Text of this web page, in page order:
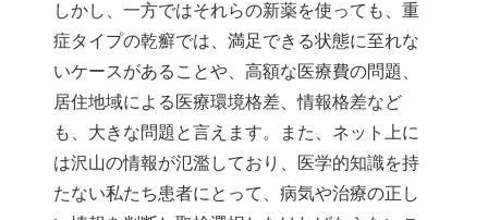
しかし、一方ではそれらの新薬を使っても、重
症タイプの乾癬では、満足できる状態に至れな
いケースがあることや、高額な医療費の問題、
居住地域による医療環境格差、情報格差など
も、大きな問題と言えます。また、ネット上に
は沢山の情報が氾濫しており、医学的知識を持
たない私たち患者にとって、病気や治療の正し